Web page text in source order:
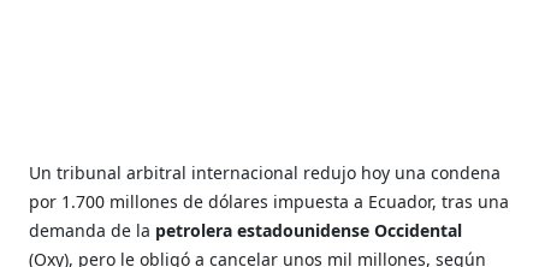
Un tribunal arbitral internacional redujo hoy una condena
por 1.700 millones de dólares impuesta a Ecuador, tras una
demanda de la petrolera estadounidense Occidental
(Oxy), pero le obligó a cancelar unos mil millones, según